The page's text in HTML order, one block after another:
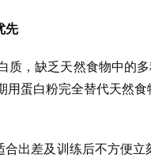
先
质，缺乏天然食物中的
蛋白粉完全替代天然
合出差及训练后不方便